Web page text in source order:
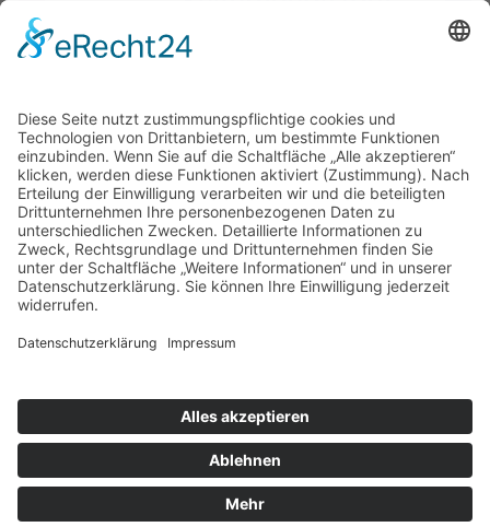
Gern können Sie unsere Arbeit
mit einer Spende unterstützen.
BIC: CHEKDE81XXX
© 2026 taktwechsel chemnitz
E-Mail
taktwechsel auf Instagram